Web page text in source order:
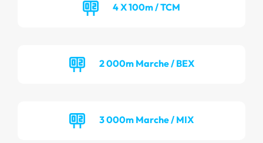
4 X 100m / TCM
2 000m Marche / BEX
3 000m Marche / MIX